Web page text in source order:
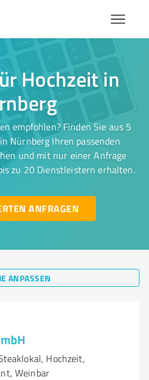
Hochzeit in
empfohlen? Finden Sie aus 5
Nürnberg Ihren passenden
und mit nur einer Anfrage
zu 20 Dienstleistern erhalten.
ANFRAGEN
ANPASSEN
Hochzeit,
Weinbar